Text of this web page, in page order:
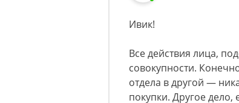
Ивик!
Все действия лица,
совокупности.
отдела в другой —
покупки. Другое дело,